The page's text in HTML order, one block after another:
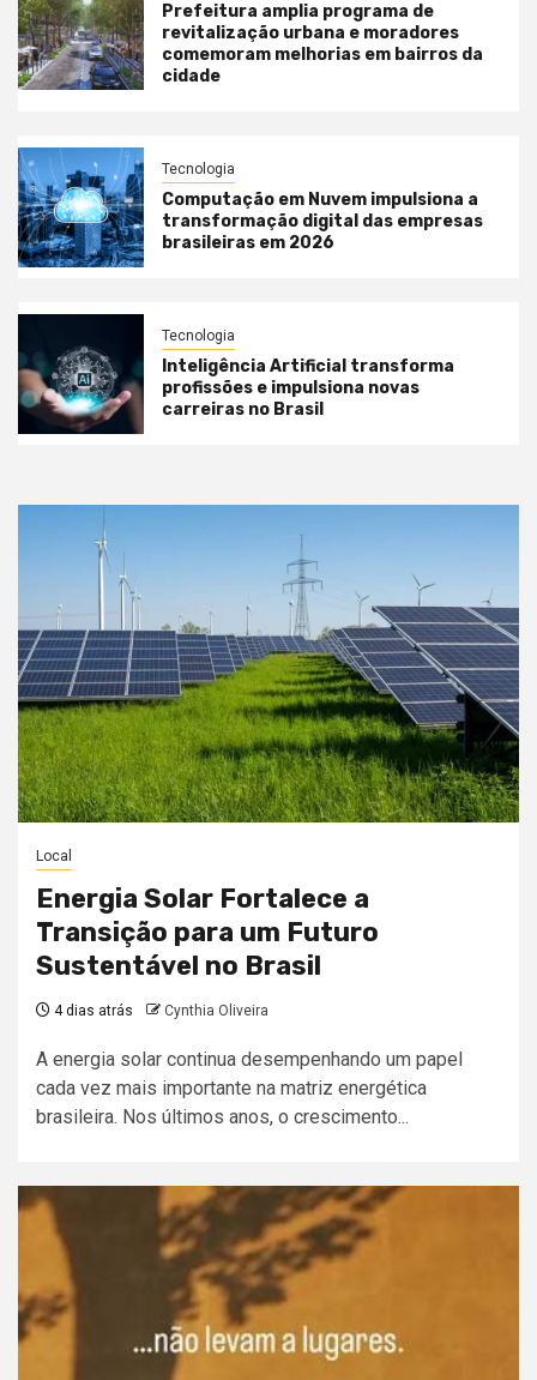
Prefeitura amplia programa de
revitalização urbana e moradores
comemoram melhorias em bairros da
cidade
Tecnologia
Computação em Nuvem impulsiona a
transformação digital das empresas
brasileiras em 2026
Tecnologia
Inteligência Artificial transforma
profissões e impulsiona novas
carreiras no Brasil
Local
Energia Solar Fortalece a
Transição para um Futuro
Sustentável no Brasil
4 dias atrás Cynthia Oliveira
A energia solar continua desempenhando um papel
cada vez mais importante na matriz energética
brasileira. Nos últimos anos, o crescimento...